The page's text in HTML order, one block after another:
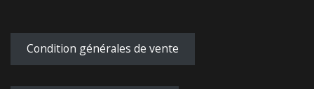
Condition générales de vente